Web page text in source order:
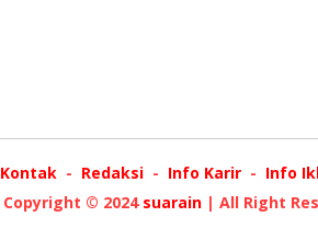
Kontak Redaksi Info Karir Info
Copyright © 2024 suarain| All Right